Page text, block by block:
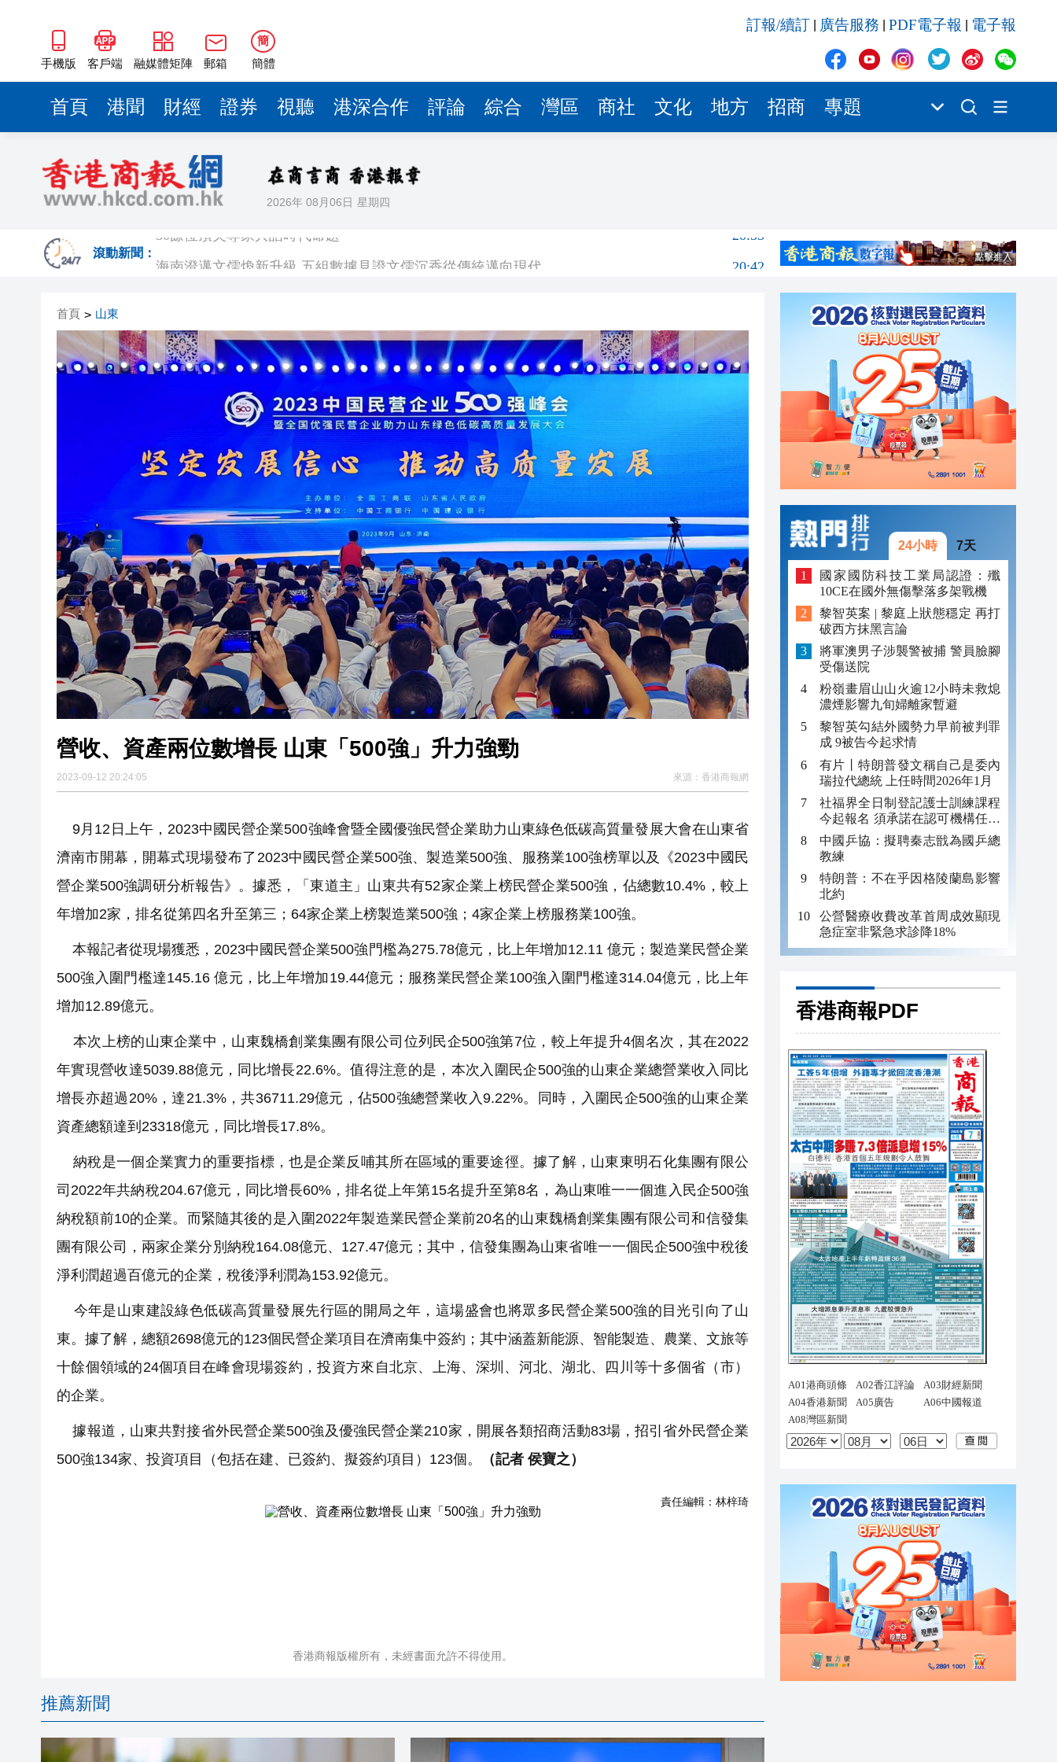
手機版 客戶端 融媒體矩陣 郵箱
簡
簡體
訂報/續訂 廣告服務 PDF電子報 電子報
首頁 港聞 財經 證券 視聽 港深合作 評論 綜合 灣區 商社 文化 地方 招商 專題
2026年 08月06日 星期四
滾動新聞：
梁振英率港區全國政協委員考察團來瓊考察
20:42
2025年海南儋州以舊換新帶動消費約18億元
山東26戶省屬國企去年合計營收2.58萬億 利潤總額近936億
20:40
黎智英案｜吳良好：依法公正處理黎智英求情 罪證如山豈能妄想輕判
騰出更多時間專注做好宏福苑火災獨立委員會工作 李家超暫停3項公職委任
山東26戶省屬國企去年合計營收2.58萬億 利潤總額近936億
20:40
瀋陽鐵西校園閱讀活動解鎖閱讀新玩法
20:39
黎智英案｜吳良好：依法公正處理黎智英求情 罪證如山豈能妄想輕判
騰出更多時間專注做好宏福苑火災獨立委員會工作 李家超暫停3項公職委任
50餘位頂尖專家共話時代命題
海南澄邁文儒煥新升級 五組數據見證文儒沉香從傳統邁向現代
20:42
梁振英率港區全國政協委員考察團來瓊考察
20:42
2025年海南儋州以舊換新帶動消費約18億元
20:41
山東26戶省屬國企去年合計營收2.58萬億 利潤總額近936億
20:40
瀋陽鐵西校園閱讀活動解鎖閱讀新玩法
20:39
首頁 > 山東
營收、資產兩位數增長 山東「500強」升力強勁
2023-09-12 20:24:05 來源： 香港商報網
9月12日上午，2023中國民營企業500強峰會暨全國優強民營企業助力山東綠色低碳高質量發展大會在山東省
濟南市開幕，開幕式現場發布了2023中國民營企業500強、製造業500強、服務業100強榜單以及《2023中國民
營企業500強調研分析報告》。據悉，「東道主」山東共有52家企業上榜民營企業500強，佔總數10.4%，較上
年增加2家，排名從第四名升至第三；64家企業上榜製造業500強；4家企業上榜服務業100強。
本報記者從現場獲悉，2023中國民營企業500強門檻為275.78億元，比上年增加12.11 億元；製造業民營企業
500強入圍門檻達145.16 億元，比上年增加19.44億元；服務業民營企業100強入圍門檻達314.04億元，比上年
增加12.89億元。
本次上榜的山東企業中，山東魏橋創業集團有限公司位列民企500強第7位，較上年提升4個名次，其在2022
年實現營收達5039.88億元，同比增長22.6%。值得注意的是，本次入圍民企500強的山東企業總營業收入同比
增長亦超過20%，達21.3%，共36711.29億元，佔500強總營業收入9.22%。同時，入圍民企500強的山東企業
資產總額達到23318億元，同比增長17.8%。
納稅是一個企業實力的重要指標，也是企業反哺其所在區域的重要途徑。據了解，山東東明石化集團有限公
司2022年共納稅204.67億元，同比增長60%，排名從上年第15名提升至第8名，為山東唯一一個進入民企500強
納稅額前10的企業。而緊隨其後的是入圍2022年製造業民營企業前20名的山東魏橋創業集團有限公司和信發集
團有限公司，兩家企業分別納稅164.08億元、127.47億元；其中，信發集團為山東省唯一一個民企500強中稅後
淨利潤超過百億元的企業，稅後淨利潤為153.92億元。
今年是山東建設綠色低碳高質量發展先行區的開局之年，這場盛會也將眾多民營企業500強的目光引向了山
東。據了解，總額2698億元的123個民營企業項目在濟南集中簽約；其中涵蓋新能源、智能製造、農業、文旅等
十餘個領域的24個項目在峰會現場簽約，投資方來自北京、上海、深圳、河北、湖北、四川等十多個省（市）
的企業。
據報道，山東共對接省外民營企業500強及優強民營企業210家，開展各類招商活動83場，招引省外民營企業
500強134家、投資項目（包括在建、已簽約、擬簽約項目）123個。
（記者 侯寶之）
責任編輯： 林梓琦
香港商報版權所有，未經書面允許不得使用。
推薦新聞
24小時 7天
國家國防科技工業局認證：殲
10CE在國外無傷擊落多架戰機
黎智英案 | 黎庭上狀態穩定 再打
破西方抹黑言論
將軍澳男子涉襲警被捕 警員臉腳
受傷送院
粉嶺畫眉山山火逾12小時未救熄
濃煙影響九旬婦離家暫避
黎智英勾結外國勢力早前被判罪
成 9被告今起求情
有片丨特朗普發文稱自己是委內
瑞拉代總統 上任時間2026年1月
社福界全日制登記護士訓練課程
今起報名 須承諾在認可機構任職
至少三年
中國乒協：擬聘秦志戩為國乒總
教練
特朗普：不在乎因格陵蘭島影響
北約
公營醫療收費改革首周成效顯現
急症室非緊急求診降18%
香港商報PDF